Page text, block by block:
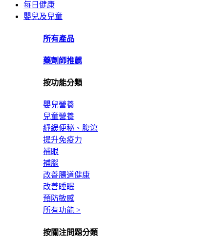
每日健康
嬰兒及兒童
所有產品
藥劑師推薦
按功能分類
嬰兒營養
兒童營養
紓緩便秘、腹瀉
提升免疫力
補眼
補腦
改善腸道健康
改善睡眠
預防敏感
所有功能 >
按關注問題分類